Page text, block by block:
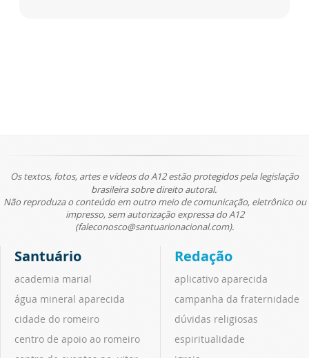
Os textos, fotos, artes e vídeos do A12 estão protegidos pela legislação
brasileira sobre direito autoral.
Não reproduza o conteúdo em outro meio de comunicação, eletrônico ou
impresso, sem autorização expressa do A12
(faleconosco@santuarionacional.com).
Santuário
academia marial
água mineral aparecida
cidade do romeiro
centro de apoio ao romeiro
Redação
aplicativo aparecida
campanha da fraternidade
dúvidas religiosas
espiritualidade